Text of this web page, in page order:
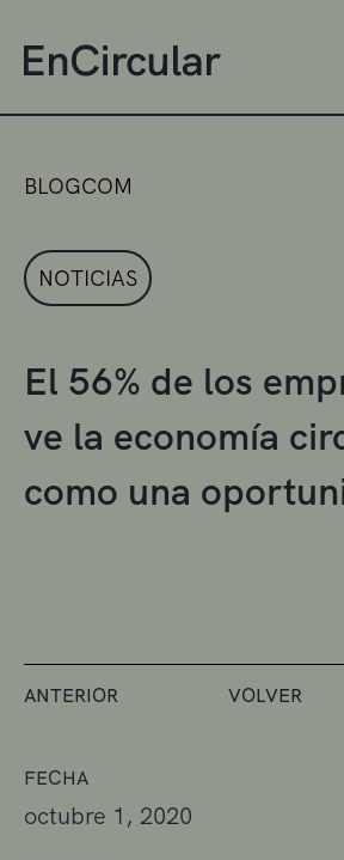
FECHA
octubre 1, 2020
BLOGCOM
NOTICIAS
El 56% de los
ve la economía
como una
ANTERIOR VOLVER